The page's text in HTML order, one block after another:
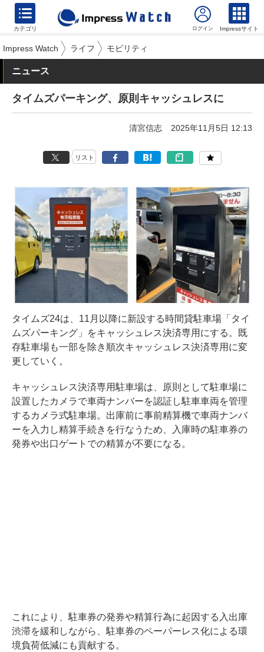
カテゴリ Impressサイト
Impress Watch ライフ モビリティ
ニュース
タイムズパーキング、原則キャッシュレスに
清宮信志 2025年11月5日 12:13
リスト
タイムズ24は、11月以降に新設する時間貸駐車場「タイ
ムズパーキング」をキャッシュレス決済専用にする。既
存駐車場も一部を除き順次キャッシュレス決済専用に変
更していく。
キャッシュレス決済専用駐車場は、原則として駐車場に
設置したカメラで車両ナンバーを認証し駐車車両を管理
するカメラ式駐車場。出庫前に事前精算機で車両ナンバ
ーを入力し精算手続きを行なうため、入庫時の駐車券の
発券や出口ゲートでの精算が不要になる。
これにより、駐車券の発券や精算行為に起因する入出庫
渋滞を緩和しながら、駐車券のペーパーレス化による環
境負荷低減にも貢献する。